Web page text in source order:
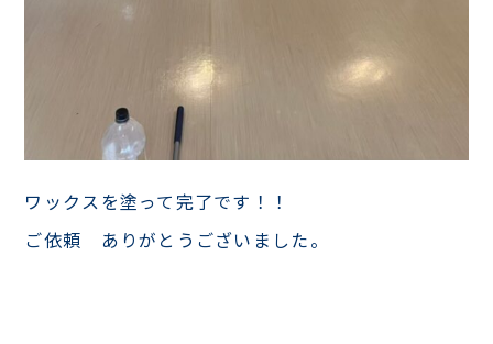
ワックスを塗って完了です！！
ご依頼 ありがとうございました。